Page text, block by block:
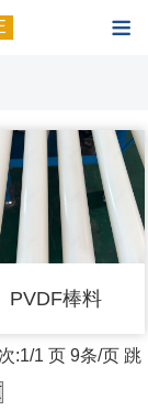
PVDF棒料
:1/1 页 9条/页 跳